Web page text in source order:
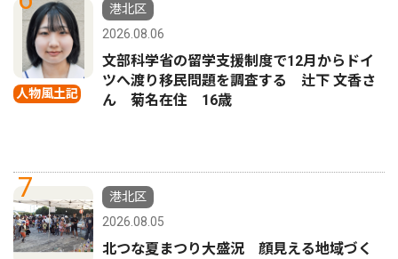
人物風土記
港北区
2026.08.06
文部科学省の留学支援制度で12月からドイ
ツへ渡り移民問題を調査する 辻下 文香さ
ん 菊名在住 16歳
7
港北区
2026.08.05
北つな夏まつり大盛況 顔見える地域づく